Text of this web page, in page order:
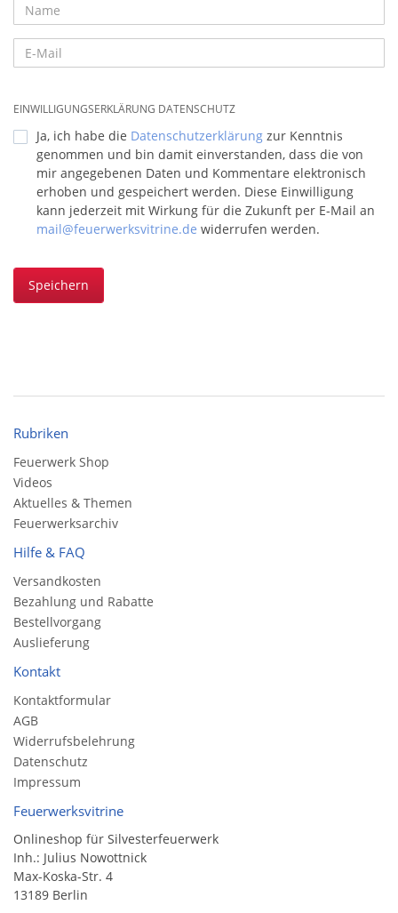
EINWILLIGUNGSERKLÄRUNG DATENSCHUTZ
Ja, ich habe die Datenschutzerklärung zur Kenntnis
genommen und bin damit einverstanden, dass die von
mir angegebenen Daten und Kommentare elektronisch
erhoben und gespeichert werden. Diese Einwilligung
kann jederzeit mit Wirkung für die Zukunft per E-Mail an
mail@feuerwerksvitrine.de widerrufen werden.
Speichern
Rubriken
Feuerwerk Shop
Videos
Aktuelles & Themen
Feuerwerksarchiv
Hilfe & FAQ
Versandkosten
Bezahlung und Rabatte
Bestellvorgang
Auslieferung
Kontakt
Kontaktformular
AGB
Widerrufsbelehrung
Datenschutz
Impressum
Feuerwerksvitrine
Onlineshop für Silvesterfeuerwerk
Inh.: Julius Nowottnick
Max-Koska-Str. 4
13189 Berlin